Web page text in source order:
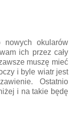
nowych okularów
ich przez cały
muszę mieć
i byle wiatr jest
Ostatnio
i na takie będę